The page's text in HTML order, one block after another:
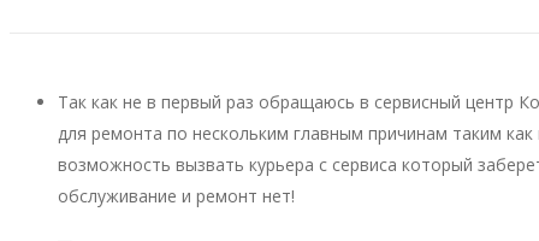
Так как не в первый раз обращаюсь в сервисный центр
для ремонта по нескольким главным причинам таким
возможность вызвать курьера с сервиса который
обслуживание и ремонт нет!